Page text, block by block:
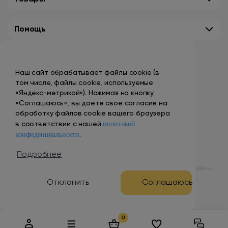
Наш сайт обрабатывает файлы cookie (в
том числе, файлы cookie, используемые
«Яндекс-метрикой»). Нажимая на кнопку
«Соглашаюсь», вы даете свое согласие на
обработку файлов cookie вашего браузера
в соответствии с нашейполитикой
конфиденциальности.
Подробнее
Отклонить Соглашаюсь
Помощь
+7 (495) 149-10-99
promo@smokenvape.su
пн-пт: 9:00 – 18:00
сб-вс: выходной
© 1998 – 2024 ООО «Табак Вэйп Сити». Все права защищены.
Разработка и продвижение сайта
0